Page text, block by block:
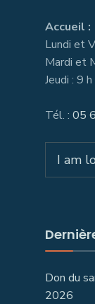
Accueil :
Lundi et
Mardi et
Jeudi : 9
Tél. : 05
for:
Don du
2026